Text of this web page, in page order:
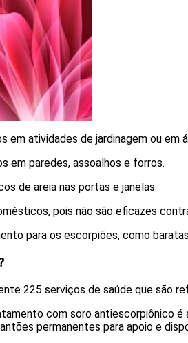
em atividades de jardinagem ou em
em paredes, assoalhos e forros.
de areia nas portas e janelas.
pois não são eficazes
para os escorpiões, como
225 serviços de saúde que são
com soro antiescorpiônico
permanentes para apoio e